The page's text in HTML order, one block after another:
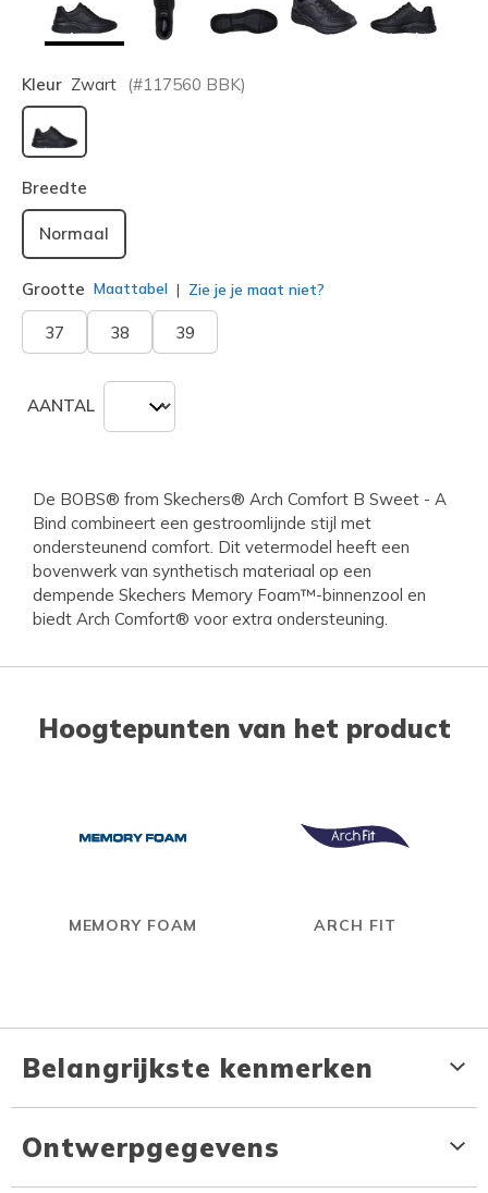
Kleur Zwart (#117560 BBK)
geselecteerd
Breedte
Normaal
Grootte Maattabel Zie je je maat niet?
37 38 39
AANTAL
De BOBS® from Skechers® Arch Comfort B Sweet - A
Bind combineert een gestroomlijnde stijl met
ondersteunend comfort. Dit vetermodel heeft een
bovenwerk van synthetisch materiaal op een
dempende Skechers Memory Foam™-binnenzool en
biedt Arch Comfort® voor extra ondersteuning.
Hoogtepunten van het product
MEMORY FOAM ARCH FIT
Belangrijkste kenmerken
Ontwerpgegevens